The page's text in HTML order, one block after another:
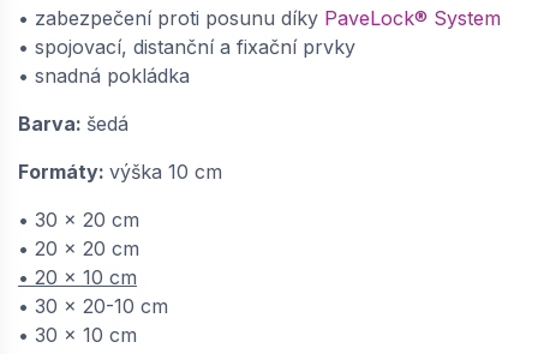
zámkové zabezpečení proti posunu 30x20-
10x10 cm - šedá | 64864484
dodání do cca 6 týdnů
−
SEMMELROCK CITYTOP PaveLock System /
dlažba pro extrémně zatížené plochy,
zámkové zabezpečení proti posunu
• zabezpečení proti posunu díky PaveLock® System
• spojovací, distanční a fixační prvky
• snadná pokládka
Barva: šedá
Formáty: výška 10 cm
• 30 x 20 cm
• 20 x 20 cm
• 20 x 10 cm
• 30 x 20-10 cm
• 30 x 10 cm